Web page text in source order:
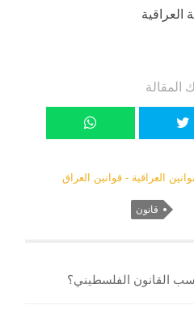
المقالة
العراقية - قوانين العراق
قانون
القانون الفلسطيني؟